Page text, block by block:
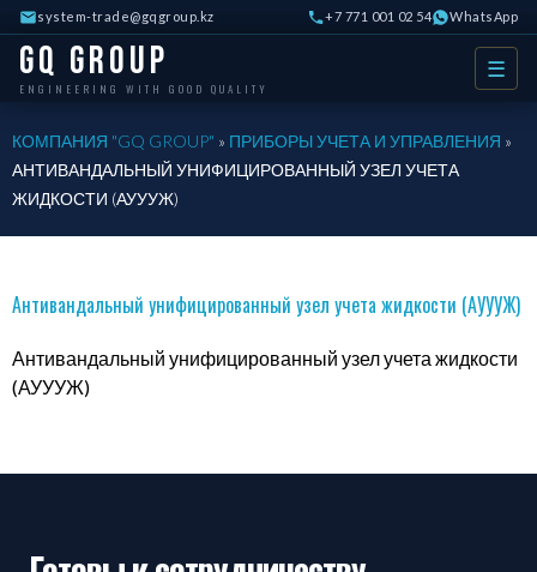
system-trade@gqgroup.kz +7 771 001 02 54 WhatsApp
GQ Group
ENGINEERING WITH GOOD QUALITY
☰
КОМПАНИЯ "GQ GROUP" » ПРИБОРЫ УЧЕТА И УПРАВЛЕНИЯ »
АНТИВАНДАЛЬНЫЙ УНИФИЦИРОВАННЫЙ УЗЕЛ УЧЕТА
ЖИДКОСТИ (АУУУЖ)
Антивандальный унифицированный узел учета жидкости (АУУУЖ)
Антивандальный унифицированный узел учета жидкости
(АУУУЖ)